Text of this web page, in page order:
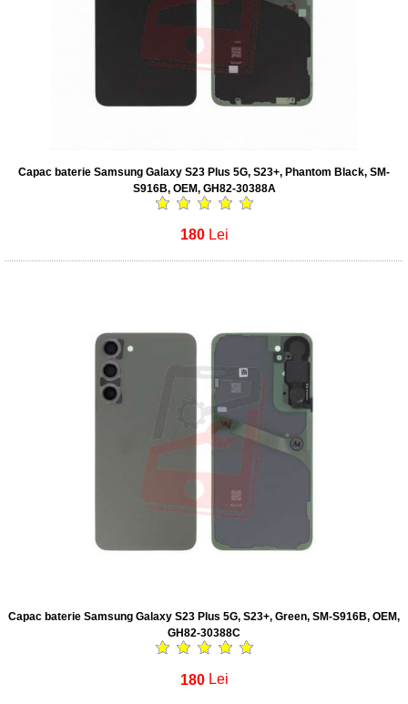
Capac baterie Samsung Galaxy S23 Plus 5G, S23+, Phantom Black, SM-
S916B, OEM, GH82-30388A
180 Lei
Capac baterie Samsung Galaxy S23 Plus 5G, S23+, Green, SM-S916B, OEM,
GH82-30388C
180 Lei